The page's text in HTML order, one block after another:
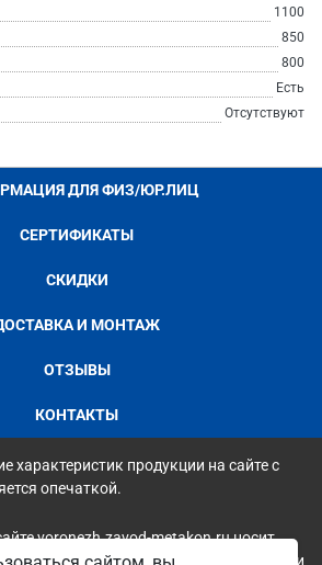
1100
850
800
Есть
Отсутствуют
ДЛЯ ФИЗ/ЮР.ЛИЦ
СЕРТИФИКАТЫ
СКИДКИ
И МОНТАЖ
ОТЗЫВЫ
КОНТАКТЫ
характеристик продукции на сайте с
опечаткой.
voronezh.zavod-metakon.ru носит
и справочный характер и ни